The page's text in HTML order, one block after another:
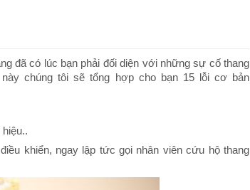
đã có lúc bạn phải đối diện với những sự cố thang
chúng tôi sẽ tổng hợp cho bạn 15 lỗi cơ bản
khiển, ngay lập tức gọi nhân viên cứu hộ thang